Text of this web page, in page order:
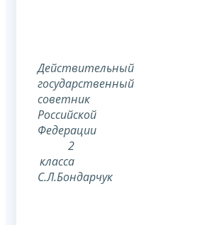
Действительный
государственный
советник
Российской
Федерации
2
класса
С.Л.Бондарчук